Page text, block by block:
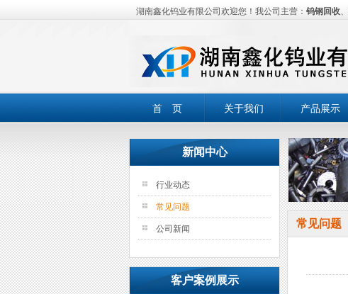
湖南鑫化钨业有限公司欢迎您！我公司主营： 钨钢回收、
首 页 关于我们 产品展示
新闻中心
行业动态
常见问题
公司新闻
客户案例展示
常见问题